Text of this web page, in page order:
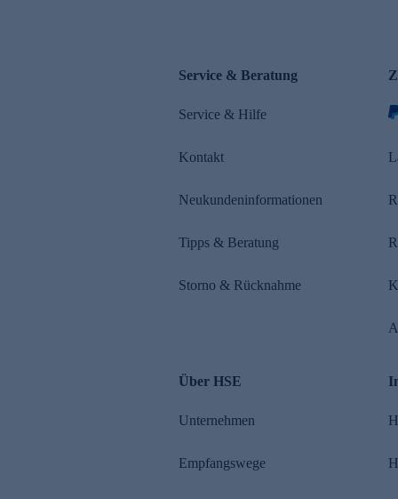
Service & Beratung
Service & Hilfe
Kontakt
Neukundeninformationen
Tipps & Beratung
Storno & Rücknahme
Über HSE
Unternehmen
Empfangswege